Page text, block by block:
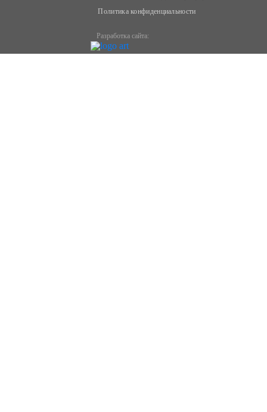
Политика конфиденциальности
Разработка сайта: